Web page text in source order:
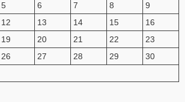
5 6 7 8
9
12 13 14 15
16
19 20 21 22
23
26 27 28 29
30